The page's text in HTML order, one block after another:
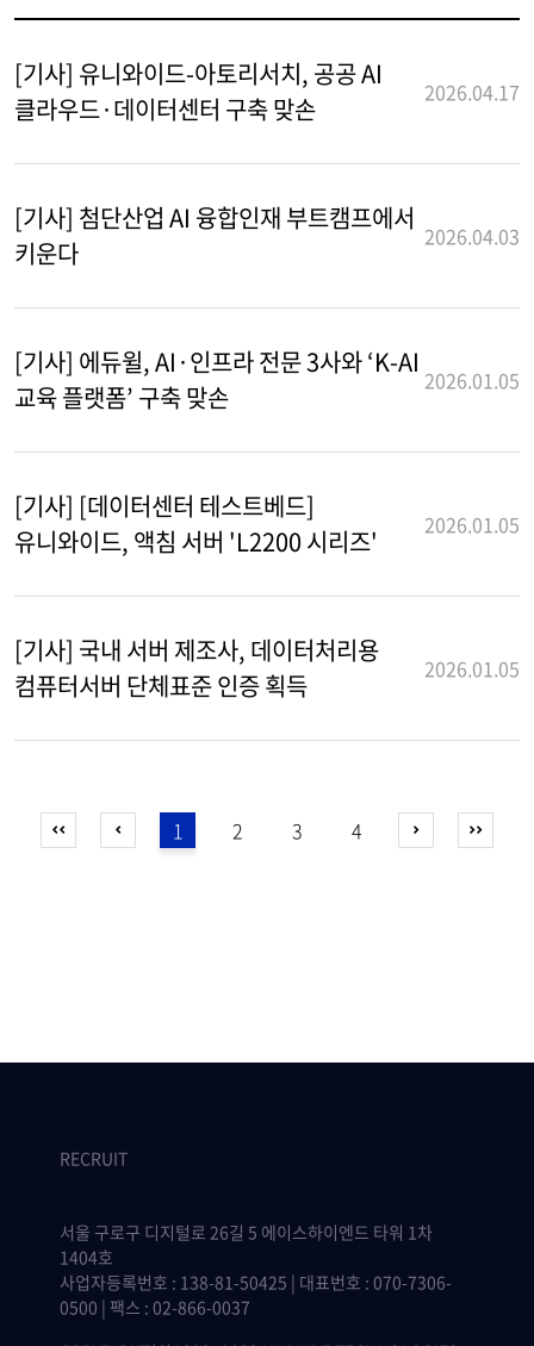
[기사] 유니와이드-아토리서치, 공공 AI
클라우드·데이터센터 구축 맞손
2026.04.17
[기사] 첨단산업 AI 융합인재 부트캠프에서
키운다
2026.04.03
[기사] 에듀윌, AI·인프라 전문 3사와 ‘K-AI
교육 플랫폼’ 구축 맞손
2026.01.05
[기사] [데이터센터 테스트베드]
유니와이드, 액침 서버 'L2200 시리즈'
2026.01.05
[기사] 국내 서버 제조사, 데이터처리용
컴퓨터서버 단체표준 인증 획득
2026.01.05
1 2 3 4
RECRUIT
서울 구로구 디지털로 26길 5 에이스하이엔드 타워 1차
1404호
사업자등록번호 : 138-81-50425 | 대표번호 : 070-7306-
0500 | 팩스 : 02-866-0037